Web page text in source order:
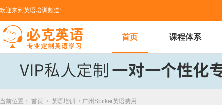
欢迎来到英语培训频道!
首页 课程体系
当前位置： 首页 > 英语培训 > 广州Spiiker英语费用